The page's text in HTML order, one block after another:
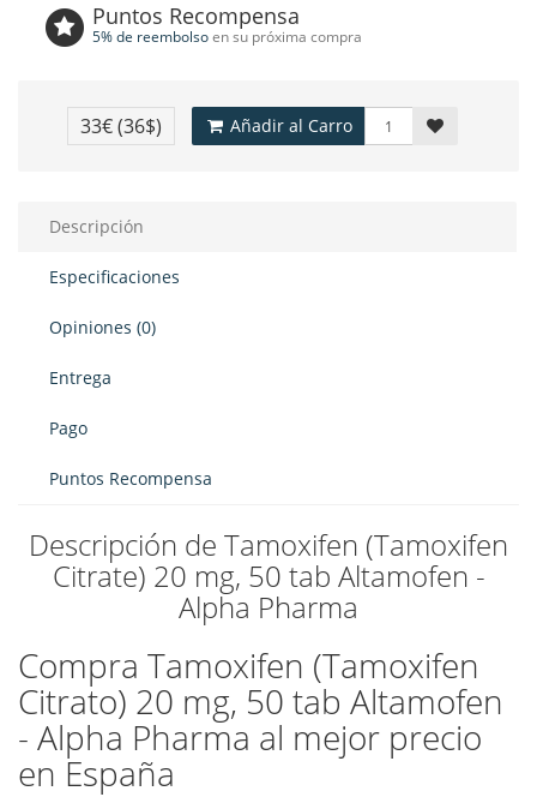
Puntos Recompensa
5% de reembolsoen su próxima compra
33€(36$) Añadir al Carro
Descripción
Especificaciones
Opiniones (0)
Entrega
Pago
Puntos Recompensa
Descripción de Tamoxifen (Tamoxifen
Citrate) 20 mg, 50 tab Altamofen -
Alpha Pharma
Compra Tamoxifen (Tamoxifen
Citrato) 20 mg, 50 tab Altamofen
- Alpha Pharma al mejor precio
en España